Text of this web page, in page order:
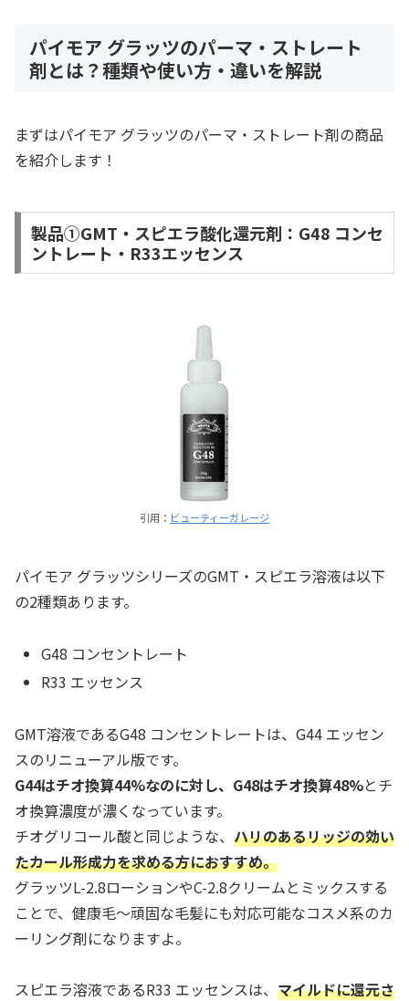
パイモア グラッツのパーマ・ストレート
剤とは？種類や使い方・違いを解説
まずはパイモア グラッツのパーマ・ストレート剤の商品
を紹介します！
製品①GMT・スピエラ酸化還元剤：G48 コンセ
ントレート・R33エッセンス
引用： ビューティーガレージ
パイモア グラッツシリーズのGMT・スピエラ溶液は以下
の2種類あります。
G48 コンセントレート
R33 エッセンス
GMT溶液であるG48 コンセントレートは、G44 エッセン
スのリニューアル版です。
G44はチオ換算44%なのに対し、G48はチオ換算48%とチ
オ換算濃度が濃くなっています。
チオグリコール酸と同じような、 ハリのあるリッジの効い
たカール形成力を求める方におすすめ。
グラッツL-2.8ローションやC-2.8クリームとミックスする
ことで、健康毛～頑固な毛髪にも対応可能なコスメ系のカ
ーリング剤になりますよ。
スピエラ溶液であるR33 エッセンスは、 マイルドに還元さ